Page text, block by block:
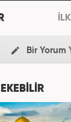
Bir Yorum